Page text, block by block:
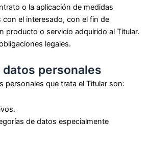
o la aplicación de medidas
con el interesado, con el fin de
producto o servicio adquirido al Titular.
legales.
personales
personales que trata el Titular son:
de datos especialmente